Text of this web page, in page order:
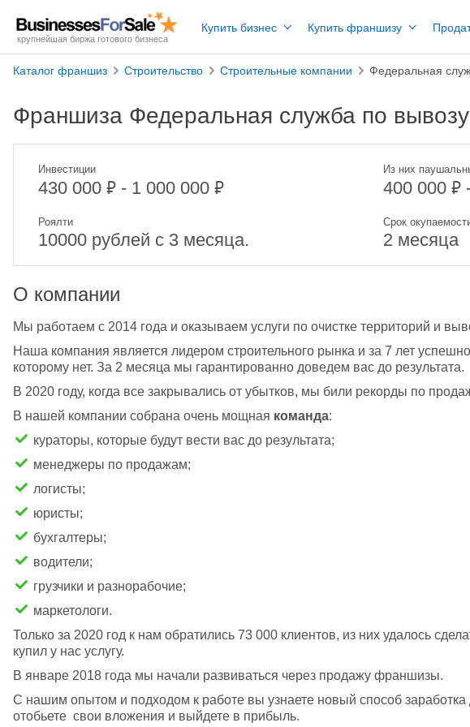
крупнейшая биржа готового бизнеса
Купить бизнес Купить франшизу
Каталог франшиз Строительство Строительные компании Федеральная
Франшиза Федеральная служба по
Инвестиции
430 000 ₽ - 1 000 000 ₽
Из них
400 000₽
Роялти
10000 рублей с 3 месяца.
Срок
2 месяца
О компании
Мы работаем с 2014 года и оказываем услуги по очистке территорий и
Наша компания является лидером строительного рынка и за 7 лет
которому нет. За 2 месяца мы гарантированно доведем вас до результата.
В 2020 году, когда все закрывались от убытков, мы били рекорды по
В нашей компании собрана очень мощная команда:
кураторы, которые будут вести вас до результата;
менеджеры по продажам;
логисты;
юристы;
бухгалтеры;
водители;
грузчики и разнорабочие;
маркетологи.
Только за 2020 год к нам обратились 73 000 клиентов, из них удалось
купил у нас услугу.
В январе 2018 года мы начали развиваться через продажу франшизы.
С нашим опытом и подходом к работе вы узнаете новый способ заработка
отобьете  свои вложения и выйдете в прибыль.